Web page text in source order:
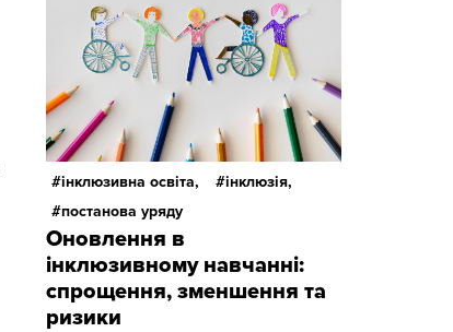
інклюзивна освіта,
інклюзія,
постанова уряду
Оновлення в
інклюзивному навчанні:
спрощення, зменшення та
ризики